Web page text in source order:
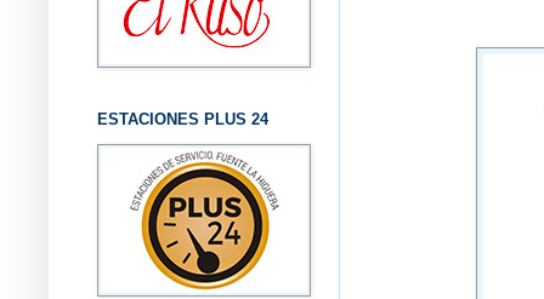
ESTACIONES PLUS 24